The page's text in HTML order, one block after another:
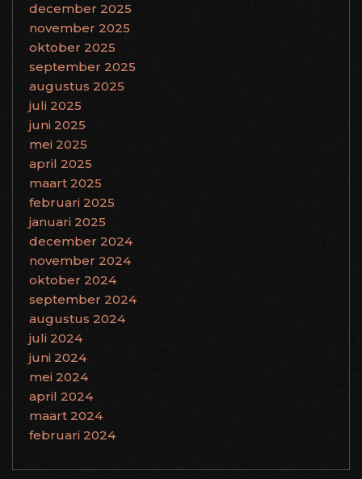
december 2025
november 2025
oktober 2025
september 2025
augustus 2025
juli 2025
juni 2025
mei 2025
april 2025
maart 2025
februari 2025
januari 2025
december 2024
november 2024
oktober 2024
september 2024
augustus 2024
juli 2024
juni 2024
mei 2024
april 2024
maart 2024
februari 2024